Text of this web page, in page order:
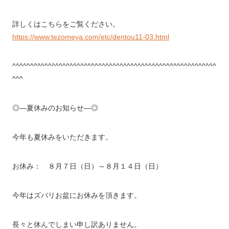
詳しくはこちらをご覧ください。
https://www.tezomeya.com/etc/dentou11-03.html
^^^^^^^^^^^^^^^^^^^^^^^^^^^^^^^^^^^^^^^^^^^^^^^^^^^^^^^^^
^^^
◎―夏休みのお知らせ―◎
今年も夏休みをいただきます。
お休み： ８月７日（日）～８月１４日（日）
今年はズバリお盆にお休みを頂きます。
長々と休んでしまい申し訳ありません。